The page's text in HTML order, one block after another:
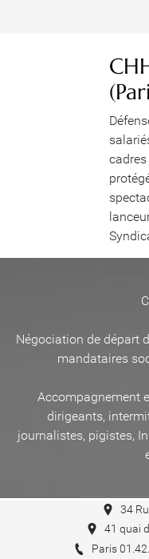
Négociation de départ
mandataires
Accompagnement
dirigeants,
journalistes, pigistes,
34
41 quai
Paris